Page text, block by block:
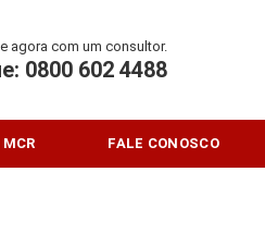
agora com um consultor.
0800 602 4488
MCR FALE CONOSCO